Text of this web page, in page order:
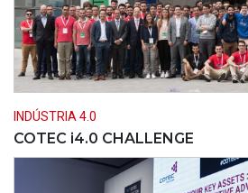
INDÚSTRIA 4.0
COTEC i4.0 CHALLENGE